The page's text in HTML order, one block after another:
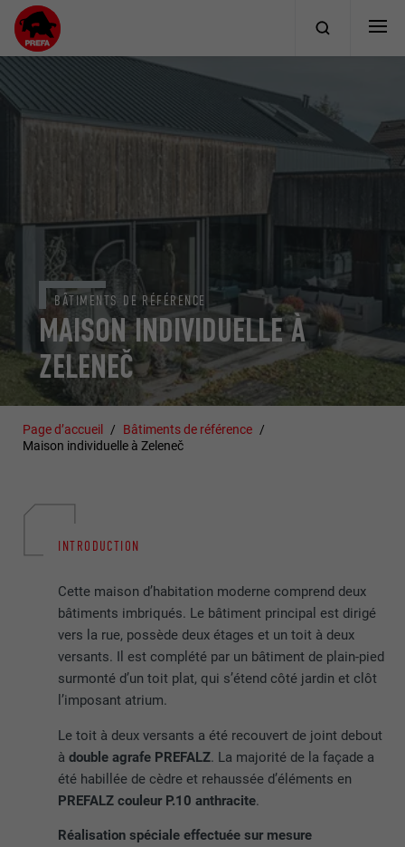
MAISON INDIVIDUELLE À
ZELENEČ
BÂTIMENTS DE RÉFÉRENCE
Page d’accueil
Bâtiments de référence
Maison individuelle à Zeleneč
INTRODUCTION
Cette maison d’habitation moderne comprend deux
bâtiments imbriqués. Le bâtiment principal est dirigé
vers la rue, possède deux étages et un toit à deux
versants. Il est complété par un bâtiment de plain-pied
surmonté d’un toit plat, qui s’étend côté jardin et clôt
l’imposant atrium.
Le toit à deux versants a été recouvert de joint debout
àdouble agrafe PREFALZ. La majorité de la façade a
été habillée de cèdre et rehaussée d’éléments en
PREFALZ couleur P.10 anthracite.
Réalisation spéciale effectuée sur mesure